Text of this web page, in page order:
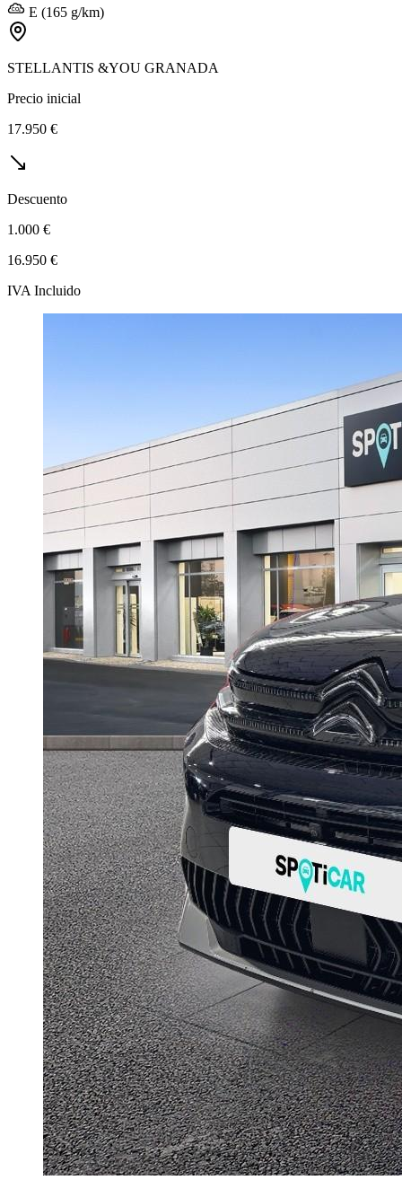
E (165 g/km)
STELLANTIS &YOU GRANADA
Precio inicial
17.950 €
Descuento
1.000 €
16.950 €
IVA Incluido